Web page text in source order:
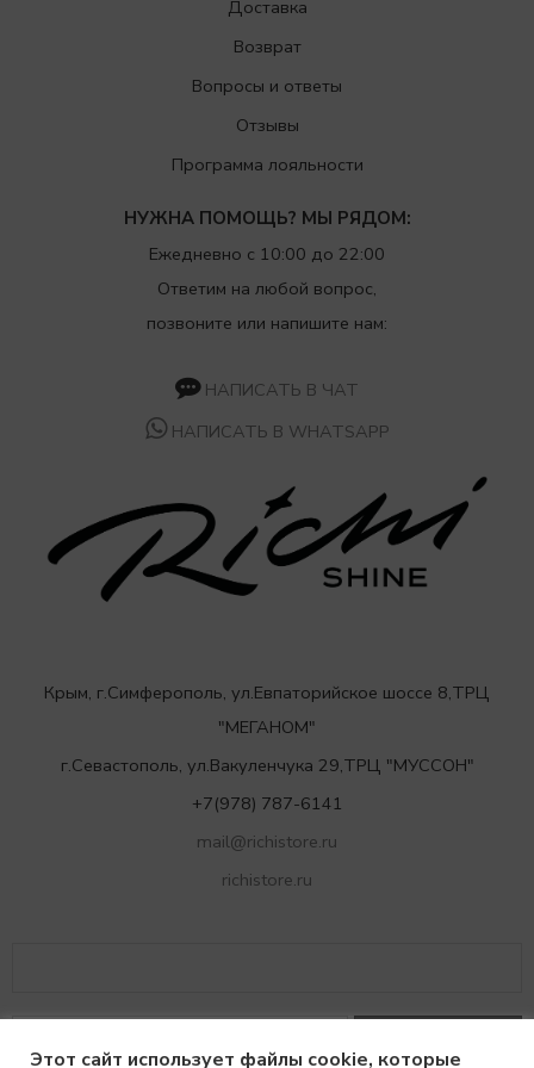
Доставка
Возврат
Вопросы и ответы
Отзывы
Программа лояльности
НУЖНА ПОМОЩЬ? МЫ РЯДОМ:
Ежедневно с 10:00 до 22:00
Ответим на любой вопрос,
позвоните или напишите нам:
НАПИСАТЬ В ЧАТ
НАПИСАТЬ В WHATSAPP
Крым, г.Симферополь, ул.Евпаторийское шоссе 8,ТРЦ
"МЕГАНОМ"
г.Севастополь, ул.Вакуленчука 29,ТРЦ "МУССОН"
+7(978) 787-6141
mail@richistore.ru
richistore.ru
Этот сайт использует файлы cookie, которые